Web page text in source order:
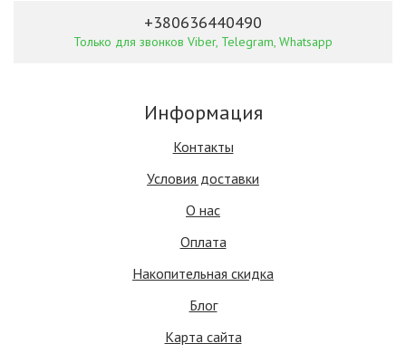
+380636440490
Только для звонков Viber, Telegram, Whatsapp
Информация
Контакты
Условия доставки
О нас
Оплата
Накопительная скидка
Блог
Карта сайта